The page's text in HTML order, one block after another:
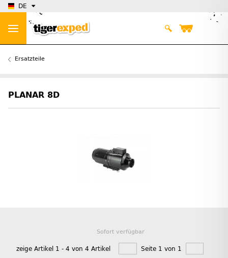
DE
Ersatzteile
PLANAR 8D
Sofort verfügbar
zeige Artikel 1 - 4 von 4 Artikel Seite 1 von 1